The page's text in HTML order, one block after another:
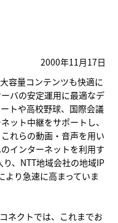
2000年11月17日
容量コンテンツも快適に
バの安定運用に最適なデ
トや高校野球、国際会議
ット中継をサポートし、
れらの動画・音声を用い
インターネットを利用す
、NTT地域会社の地域IP
より急速に高まっていま
ネクトでは、これまでお